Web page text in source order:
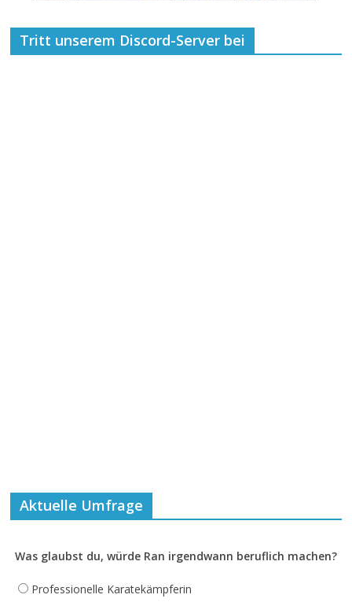
Tritt unserem Discord-Server bei
Aktuelle Umfrage
Was glaubst du, würde Ran irgendwann beruflich machen?
Professionelle Karatekämpferin